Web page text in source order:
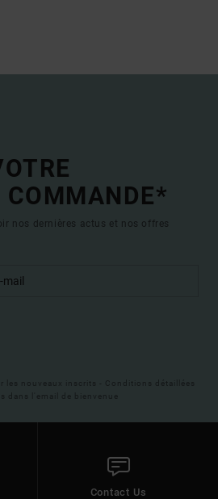
COMMANDE*
nos dernières actus et nos offres
les nouveaux inscrits - Conditions détaillées
dans l'email de bienvenue
Contact Us